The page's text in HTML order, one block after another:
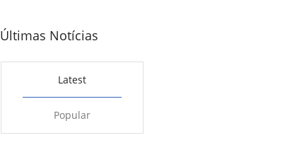
Últimas Notícias
Latest
Popular